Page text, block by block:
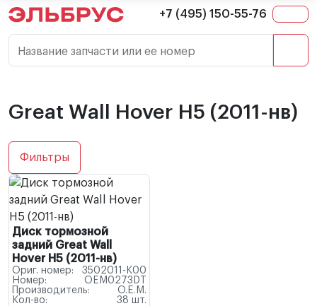
+7 (495) 150-55-76
Название запчасти или ее номер
Great Wall Hover H5 (2011-нв)
Фильтры
Диск тормозной
задний Great Wall
Hover H5 (2011-нв)
Ориг. номер:
3502011-K00
Номер:
OEM0273DT
Производитель:
O.E.M.
Кол-во:
38 шт.